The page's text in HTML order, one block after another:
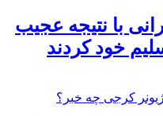
با نتیجه عجیب
خود کردند